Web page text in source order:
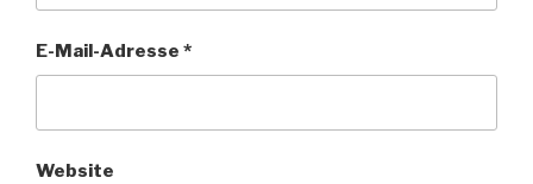
E-Mail-Adresse *
Website